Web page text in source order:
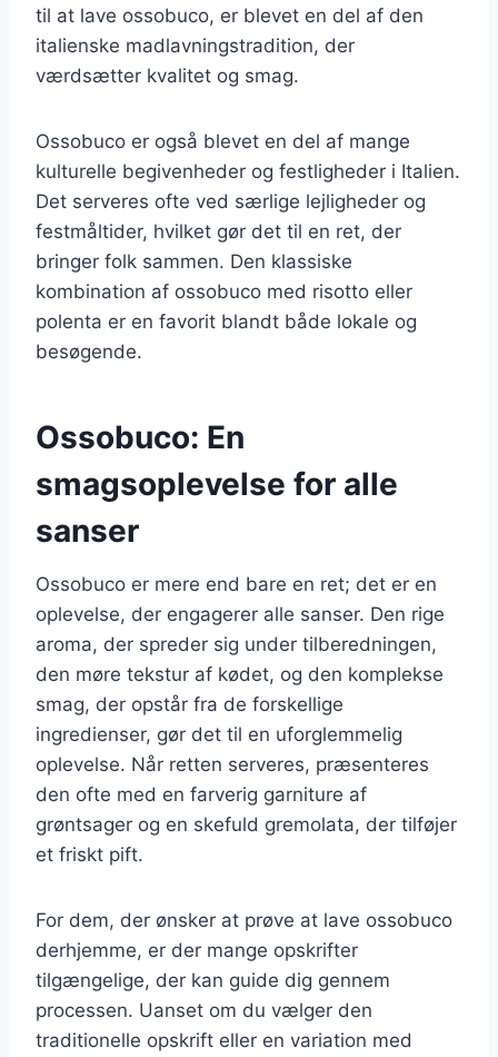
til at lave ossobuco, er blevet en del af den
italienske madlavningstradition, der
værdsætter kvalitet og smag.
Ossobuco er også blevet en del af mange
kulturelle begivenheder og festligheder i Italien.
Det serveres ofte ved særlige lejligheder og
festmåltider, hvilket gør det til en ret, der
bringer folk sammen. Den klassiske
kombination af ossobuco med risotto eller
polenta er en favorit blandt både lokale og
besøgende.
Ossobuco: En
smagsoplevelse for alle
sanser
Ossobuco er mere end bare en ret; det er en
oplevelse, der engagerer alle sanser. Den rige
aroma, der spreder sig under tilberedningen,
den møre tekstur af kødet, og den komplekse
smag, der opstår fra de forskellige
ingredienser, gør det til en uforglemmelig
oplevelse. Når retten serveres, præsenteres
den ofte med en farverig garniture af
grøntsager og en skefuld gremolata, der tilføjer
et friskt pift.
For dem, der ønsker at prøve at lave ossobuco
derhjemme, er der mange opskrifter
tilgængelige, der kan guide dig gennem
processen. Uanset om du vælger den
traditionelle opskrift eller en variation med